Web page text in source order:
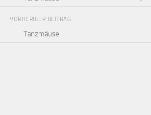
VORHERIGER BEITRAG
Tanzmäuse